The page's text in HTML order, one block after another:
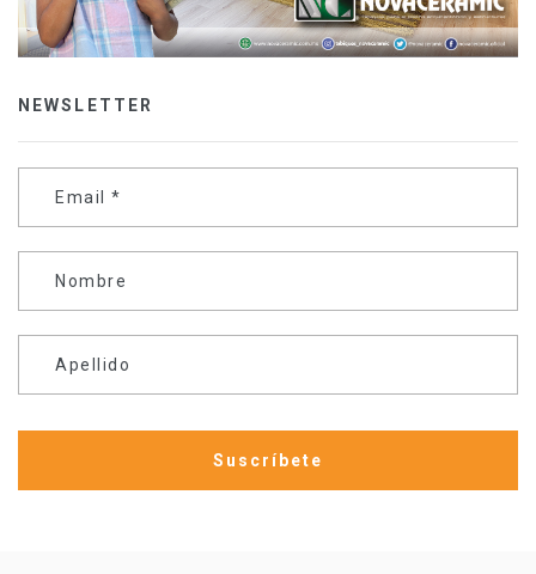
NEWSLETTER
Email *
Nombre
Apellido